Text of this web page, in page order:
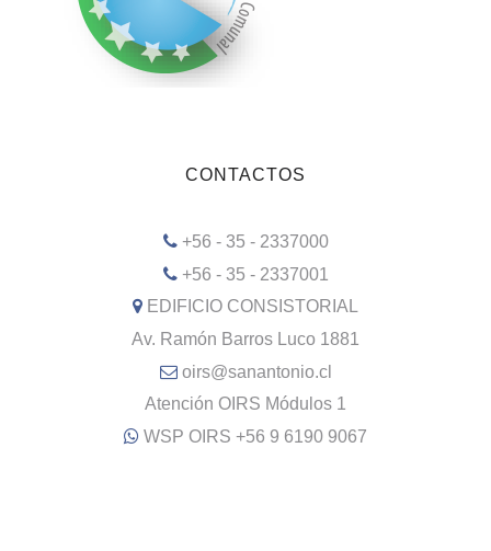
CONTACTOS
+56 - 35 - 2337000
+56 - 35 - 2337001
EDIFICIO CONSISTORIAL
Av. Ramón Barros Luco 1881
oirs@sanantonio.cl
Atención OIRS Módulos 1
WSP OIRS +56 9 6190 9067